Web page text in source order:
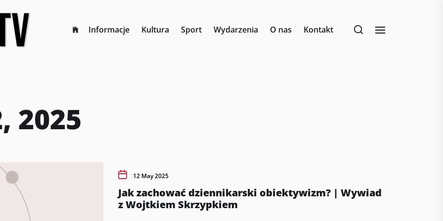
Informacje Kultura Sport Wydarzenia O nas Kontakt
2025
12 May 2025
Jak zachować dziennikarski obiektywizm? | Wywiad
z Wojtkiem Skrzypkiem